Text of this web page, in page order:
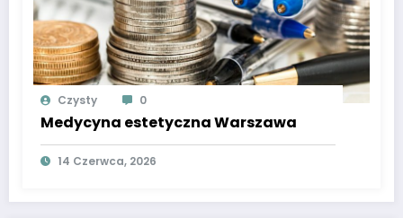
Czysty 0
Medycyna estetyczna Warszawa
14 Czerwca, 2026